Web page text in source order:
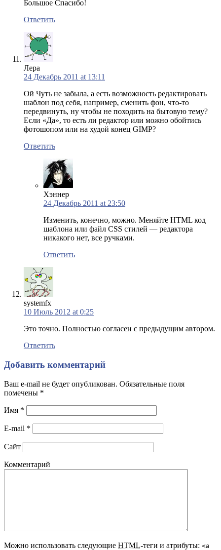
Большое Спасибо!
Ответить
Лера
24 Декабрь 2011 at 13:11
Ой Чуть не забыла, а есть возможность редактировать
шаблон под себя, например, сменить фон, что-то
передвинуть, ну чтобы не походить на бытовую тему?
Если «Да», то есть ли редактор или можно обойтись
фотошопом или на худой конец GIMP?
Ответить
Хэннер
24 Декабрь 2011 at 23:50
Изменить, конечно, можно. Меняйте HTML код
шаблона или файл CSS стилей — редактора
никакого нет, все ручками.
Ответить
systemfx
10 Июль 2012 at 0:25
Это точно. Полностью согласен с предыдущим автором.
Ответить
Добавить комментарий
Ваш e-mail не будет опубликован. Обязательные поля
помечены *
Имя *
E-mail *
Сайт
Комментарий
Можно использовать следующие HTML-теги и атрибуты: <a